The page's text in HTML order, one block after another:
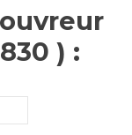
) :